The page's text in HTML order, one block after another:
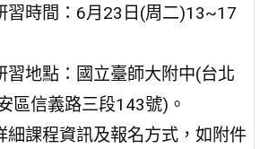
習時間：6月23日(周二)13~17
習地點：國立臺師大附中(台北
區信義路三段143號)。
細課程資訊及報名方式，如附件